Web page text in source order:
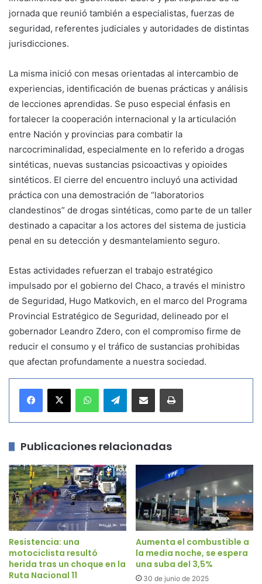
jornada que reunió también a especialistas, fuerzas de
seguridad, referentes judiciales y autoridades de distintas
jurisdicciones.
La misma inició con mesas orientadas al intercambio de
experiencias, identificación de buenas prácticas y análisis
de lecciones aprendidas. Se puso especial énfasis en
fortalecer la cooperación internacional y la articulación
entre Nación y provincias para combatir la
narcocriminalidad, especialmente en lo referido a drogas
sintéticas, nuevas sustancias psicoactivas y opioides
sintéticos. El cierre del encuentro incluyó una actividad
práctica con una demostración de “laboratorios
clandestinos” de drogas sintéticas, como parte de un taller
destinado a capacitar a los actores del sistema de justicia
penal en su detección y desmantelamiento seguro.
Estas actividades refuerzan el trabajo estratégico
impulsado por el gobierno del Chaco, a través el ministro
de Seguridad, Hugo Matkovich, en el marco del Programa
Provincial Estratégico de Seguridad, delineado por el
gobernador Leandro Zdero, con el compromiso firme de
reducir el consumo y el tráfico de sustancias prohibidas
que afectan profundamente a nuestra sociedad.
Telegram
Publicaciones relacionadas
Resistencia: una
motociclista resultó
herida tras un choque en la
Ruta Nacional 11
Aumenta el combustible a
la media noche, se espera
una suba del 3,5%
30 de junio de 2025